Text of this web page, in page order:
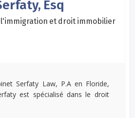
Esq
et droit immobilier
Serfaty Law, P.A en Floride,
est spécialisé dans le droit